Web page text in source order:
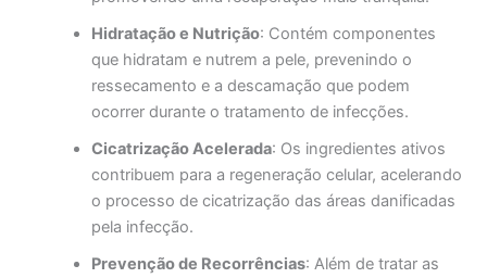
Hidratação e Nutrição: Contém componentes
que hidratam e nutrem a pele, prevenindo o
ressecamento e a descamação que podem
ocorrer durante o tratamento de infecções.
Cicatrização Acelerada: Os ingredientes ativos
contribuem para a regeneração celular, acelerando
o processo de cicatrização das áreas danificadas
pela infecção.
Prevenção de Recorrências: Além de tratar as